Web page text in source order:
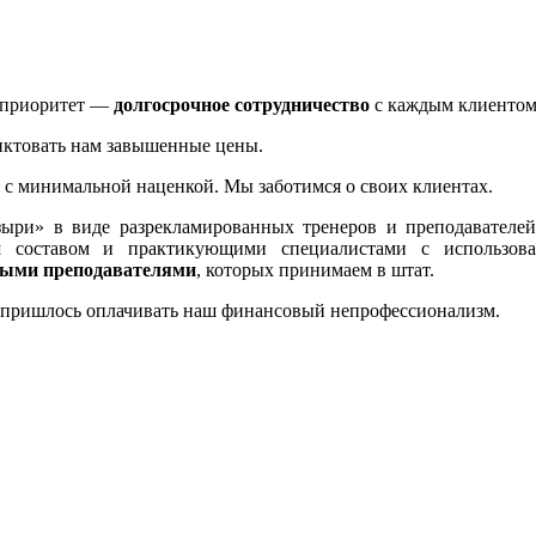
— долгосрочное сотрудничество с каждым
нам завышенные цены.
с минимальной наценкой. Мы заботимся о своих клиентах.
в виде разрекламированных тренеров и
составом и практикующими специалистами с
преподавателями, которых принимаем в штат.
оплачивать наш финансовый непрофессионализм.